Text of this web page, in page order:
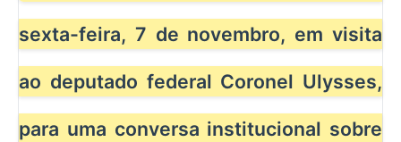
sexta-feira, 7 de novembro, em visita
ao deputado federal Coronel Ulysses,
para uma conversa institucional sobre